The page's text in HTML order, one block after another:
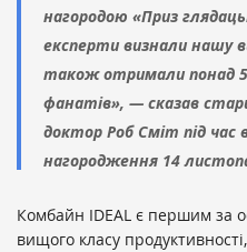
нагородою «Приз
експерти визнали нашу
також отримали понад
фанатів», — сказав
доктор Роб Сміт під час
нагородження 14
Комбайн IDEAL є першим за
вищого класу